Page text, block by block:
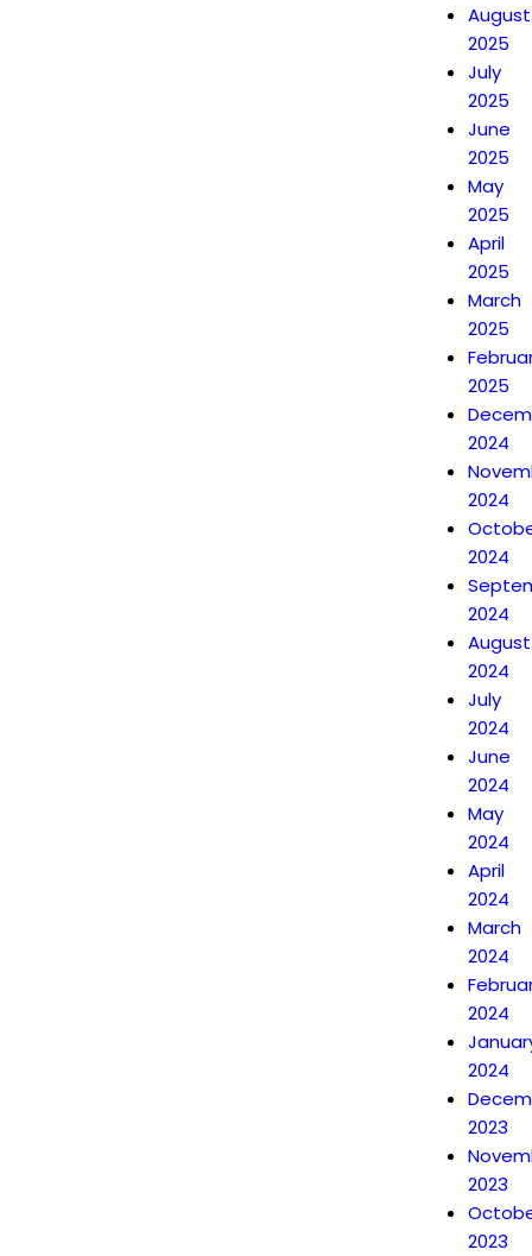
August
2025
July
2025
June
2025
May
2025
April
2025
March
2025
2025
2024
2024
2024
2024
August
2024
July
2024
June
2024
May
2024
April
2024
March
2024
2024
2024
2023
2023
2023